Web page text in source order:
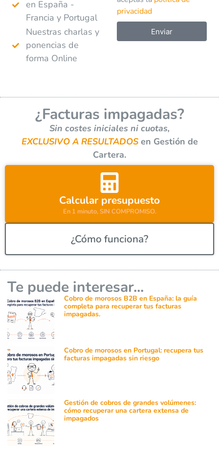
en España -
Francia y Portugal
Nuestras charlas y
ponencias de
forma Online
privacidad
Enviar
r
n
a
t
i
v
:
¿Facturas impagadas?
Sin costes iniciales ni cuotas,
EXCLUSIVO A RESULTADOSen Gestión de
Cartera.
Calcular presupuesto
En 1 minuto, SIN COMPROMISO.
¿Cómo funciona?
Te puede interesar...
Cobro de morosos B2B en España: la guía
completa para recuperar tus facturas
impagadas.
Cobro de morosos en Portugal: recupera tus
facturas impagadas sin riesgo
Gestión de cobros de grandes volúmenes:
cómo recuperar una cartera extensa de
impagados